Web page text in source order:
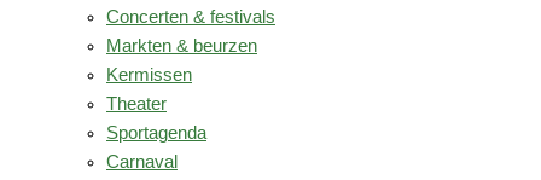
Concerten & festivals
Markten & beurzen
Kermissen
Theater
Sportagenda
Carnaval